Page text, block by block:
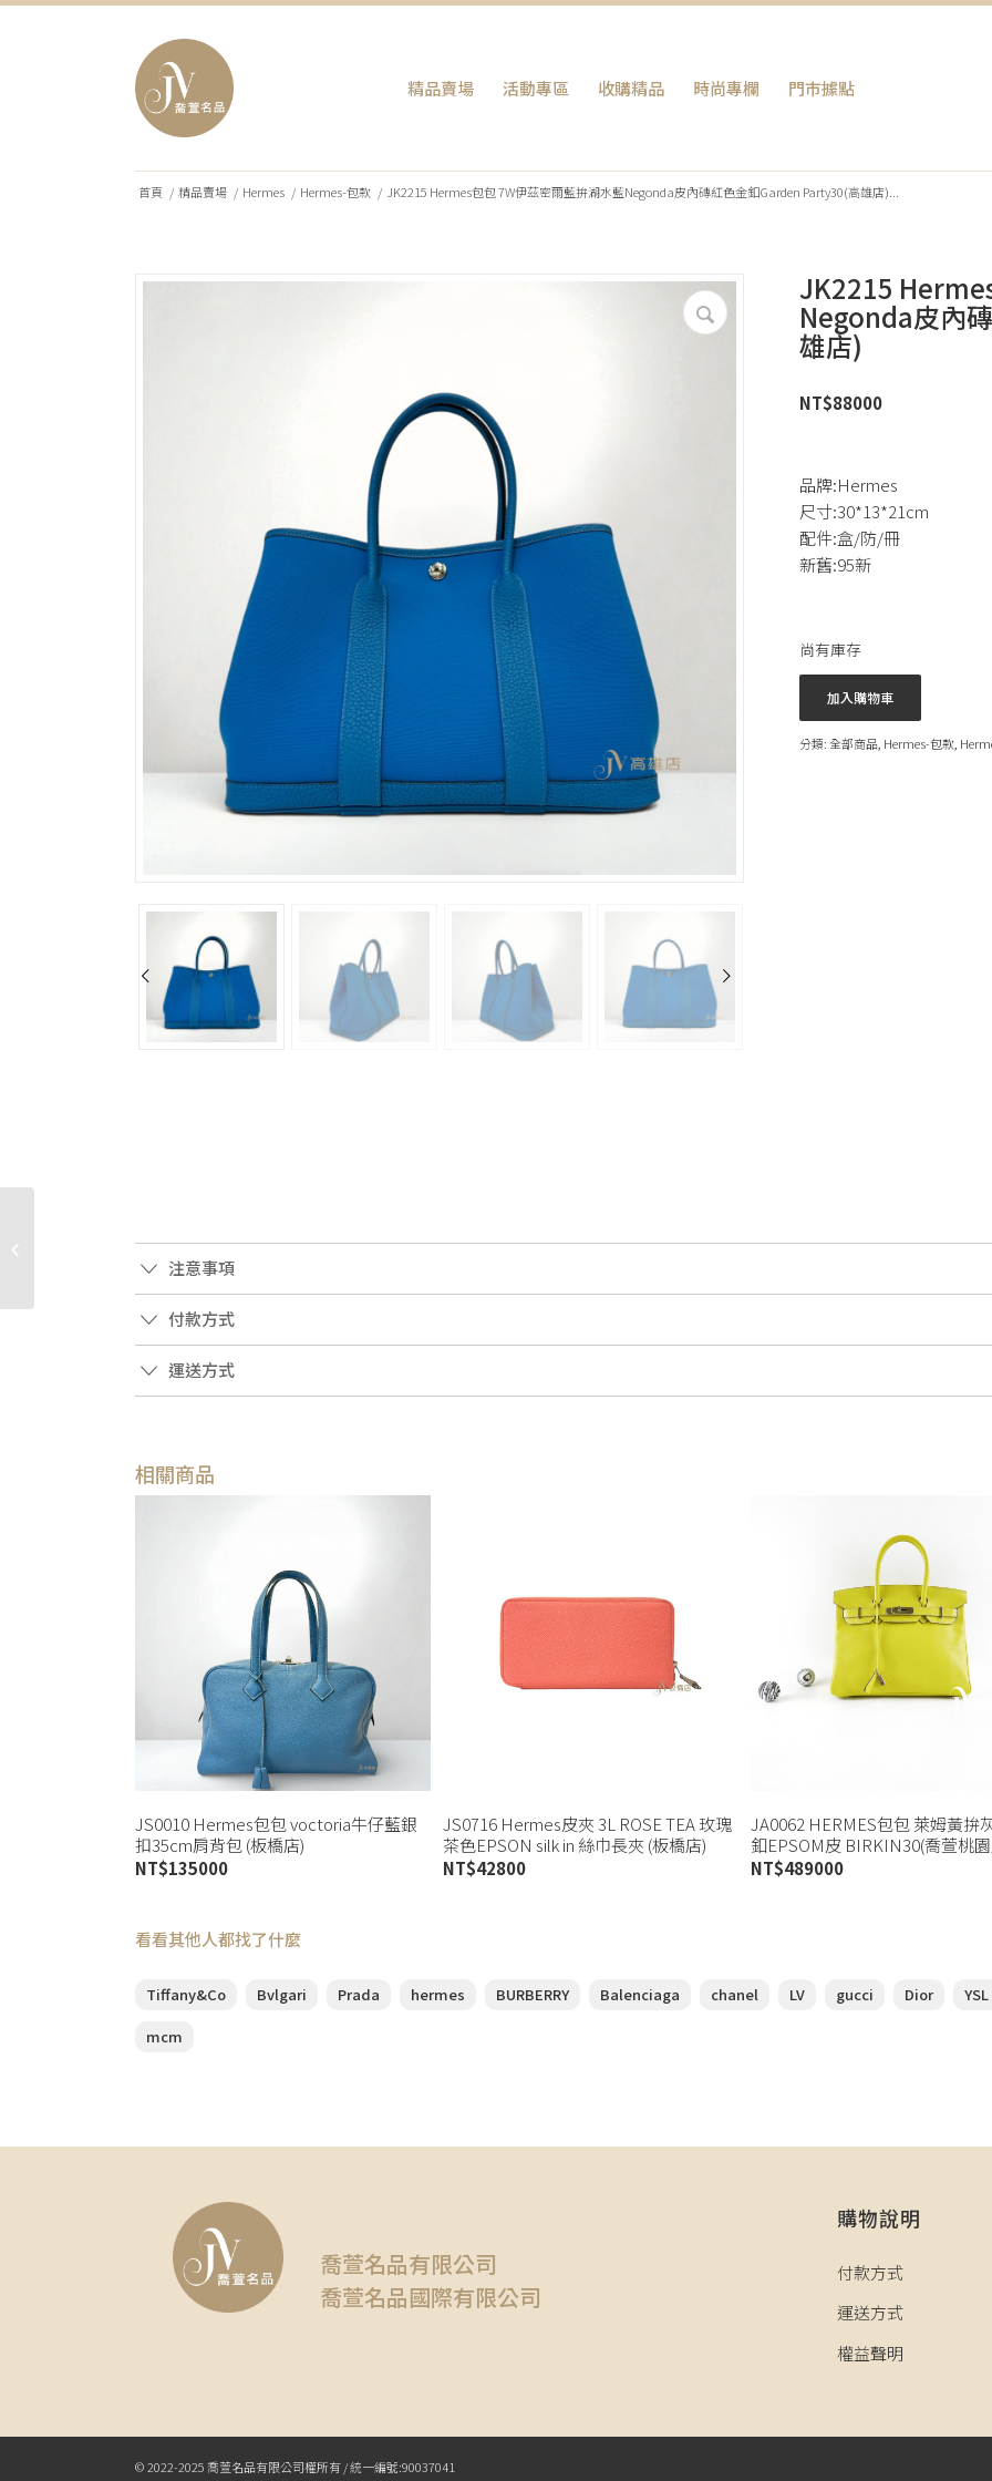
精品賣場 活動專區 收購精品 時尚專欄 門巿據點
首頁 / 精品賣場 / Hermes / Hermes-包款 / JK2215 Hermes包包 7W伊茲密爾藍拚湖水藍Negonda皮內磚紅色金釦Garden Party30(高雄店)...
JK2215
Negonda皮內
雄店)
NT$88000
品牌:Hermes
尺寸:30*13*21cm
配件:盒/防/冊
新舊:95新
尚有庫存
加入購物車
分類:全部商品, Hermes-包款,
注意事項
付款方式
運送方式
相關商品
JS0010 Hermes包包 voctoria牛仔藍銀
扣35cm肩背包 (板橋店)
NT$135000
JS0716 Hermes皮夾 3L ROSE TEA 玫瑰
茶色EPSON silk in 絲巾長夾 (板橋店)
NT$42800
JA0062 HERMES包包 萊姆黃拚
釦EPSOM皮 BIRKIN30(喬萱桃
NT$489000
看看其他人都找了什麼
Tiffany&Co Bvlgari Prada hermes BURBERRY Balenciaga chanel LV gucci Dior
YSL
mcm
喬萱名品有限公司
喬萱名品國際有限公司
購物說明
付款方式
運送方式
權益聲明
© 2022-2025 喬萱名品有限公司權所有 / 統一編號:90037041
羊皮菱格紋淡金釦雙蓋
Coco25包A01112(高...